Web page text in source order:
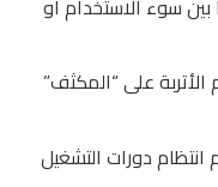
سوء الاستخدام أو
الأتربة على “المكثف”
دورات التشغيل